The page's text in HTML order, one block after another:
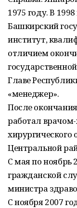
1975 году. В
Башкирский
институт,
отличием
Главе
«менеджер».
После
работал
хирургического
Центральной
С мая по ноябрь
гражданской
министра
С ноября 2007